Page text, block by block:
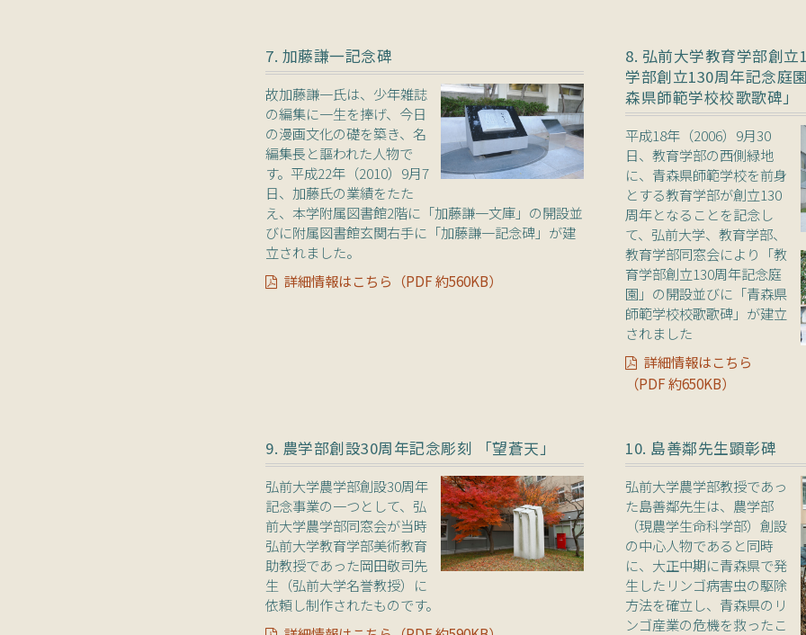
7. 加藤謙一記念碑
故加藤謙一氏は、少年雑誌
の編集に一生を捧げ、今日
の漫画文化の礎を築き、名
編集長と謳われた人物で
す。平成22年（2010）9月7
日、加藤氏の業績をたた
え、本学附属図書館2階に「加藤謙一文庫」の開設並
びに附属図書館玄関右手に「加藤謙一記念碑」が建
立されました。
詳細情報はこちら（PDF 約560KB）
8. 弘前大学教育学部創
学部創立130周年記念庭
森県師範学校校歌歌碑」
平成18年（2006）9月30
日、教育学部の西側緑地
に、青森県師範学校を前身
とする教育学部が創立130
周年となることを記念し
て、弘前大学、教育学部、
教育学部同窓会により「教
育学部創立130周年記念庭
園」の開設並びに「青森県
師範学校校歌歌碑」が建立
されました
詳細情報はこちら
（PDF 約650KB）
9. 農学部創設30周年記念彫刻 「望蒼天」
弘前大学農学部創設30周年
記念事業の一つとして、弘
前大学農学部同窓会が当時
弘前大学教育学部美術教育
助教授であった岡田敬司先
生（弘前大学名誉教授）に
依頼し制作されたものです。
10. 島善鄰先生顕彰碑
弘前大学農学部教授であっ
た島善鄰先生は、農学部
（現農学生命科学部）創設
の中心人物であると同時
に、大正中期に青森県で発
生したリンゴ病害虫の駆除
方法を確立し、青森県のリ
ンゴ産業の危機を救ったこ